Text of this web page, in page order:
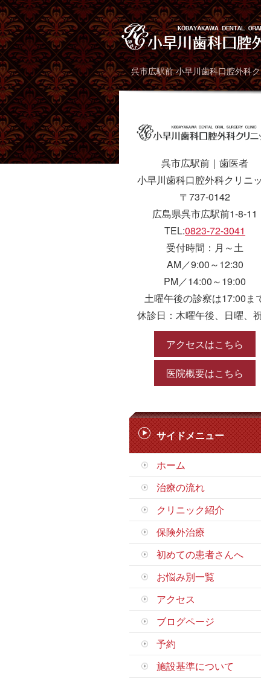
呉市広駅前 小早川歯科口腔外科
呉市広駅前｜歯医者
小早川歯科口腔外科クリニ
〒737-0142
広島県呉市広駅前1-8-11
TEL:0823-72-3041
受付時間：月～土
AM／9:00～12:30
PM／14:00～19:00
土曜午後の診察は17:00ま
休診日：木曜午後、日曜、
アクセスはこちら
医院概要はこちら
サイドメニュー
ホーム
治療の流れ
クリニック紹介
保険外治療
初めての患者さんへ
お悩み別一覧
アクセス
ブログページ
予約
施設基準について